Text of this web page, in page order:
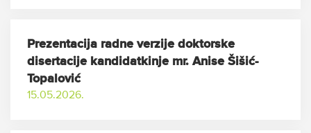
Prezentacija radne verzije doktorske
disertacije kandidatkinje mr. Anise Šišić-
Topalović
15.05.2026.